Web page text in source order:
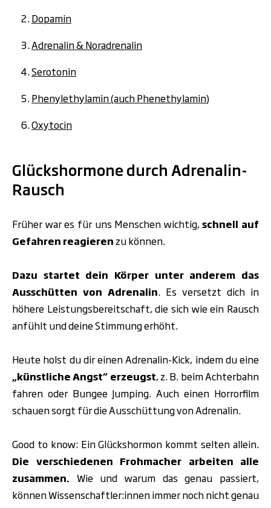
Dopamin
Adrenalin & Noradrenalin
Serotonin
Phenylethylamin (auch Phenethylamin)
Oxytocin
Glückshormone durch Adrenalin-
Rausch
Früher war es für uns Menschen wichtig,schnell auf
Gefahren reagieren zu können.
Dazu startet dein Körper unter anderem das
Ausschütten von Adrenalin. Es versetzt dich in
höhere Leistungsbereitschaft, die sich wie ein Rausch
anfühlt und deine Stimmung erhöht.
Heute holst du dir einen Adrenalin-Kick, indem du eine
„künstliche Angst“ erzeugst, z. B. beim Achterbahn
fahren oder Bungee Jumping. Auch einen Horrorfilm
schauen sorgt für die Ausschüttung von Adrenalin.
Good to know: Ein Glückshormon kommt selten allein.
Die verschiedenen Frohmacher arbeiten alle
zusammen. Wie und warum das genau passiert,
können Wissenschaftler:innen immer noch nicht genau